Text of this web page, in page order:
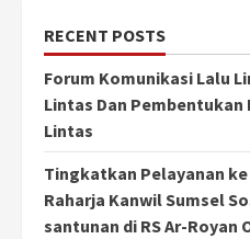
RECENT POSTS
Forum Komunikasi Lalu
Lintas Dan
Lintas
Tingkatkan Pelayanan
Raharja Kanwil Sumsel
santunan di RS Ar-Royan